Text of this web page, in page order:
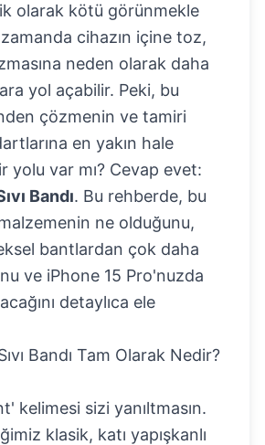
olarak kötü görünmekle
cihazın içine toz,
neden olarak daha
yol açabilir. Peki, bu
çözmenin ve tamiri
en yakın hale
yolu var mı? Cevap evet:
Bandı. Bu rehberde, bu
ne olduğunu,
bantlardan çok daha
ve iPhone 15 Pro'nuzda
detaylıca ele
Bandı Tam Olarak Nedir?
kelimesi sizi yanıltmasın.
klasik, katı yapışkanlı